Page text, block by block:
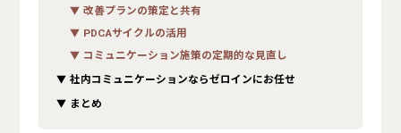
改善プランの策定と共有
PDCAサイクルの活用
コミュニケーション施策の定期的な見直し
社内コミュニケーションならゼロインにお任せ
まとめ